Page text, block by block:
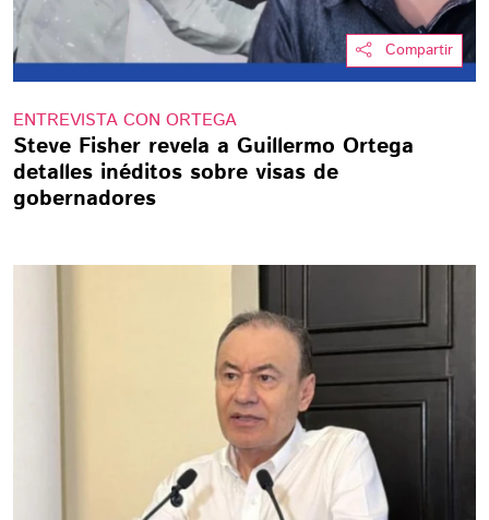
Compartir
ENTREVISTA CON ORTEGA
Steve Fisher revela a Guillermo Ortega
detalles inéditos sobre visas de
gobernadores